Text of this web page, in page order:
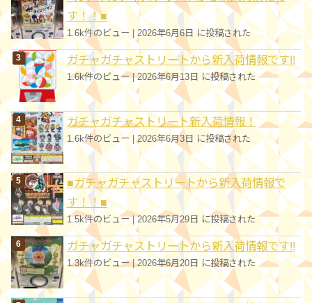
す！！■
1.6k件のビュー |2026年6月6日 に投稿された
ガチャガチャストリートから新入荷情報です!!
1.6k件のビュー|2026年6月13日 に投稿された
ガチャガチャストリート新入荷情報！
1.6k件のビュー|2026年6月3日 に投稿された
■ガチャガチャストリートから新入荷情報で
す！！■
1.5k件のビュー|2026年5月29日 に投稿された
ガチャガチャストリートから新入荷情報です!!
1.3k件のビュー|2026年6月20日 に投稿された